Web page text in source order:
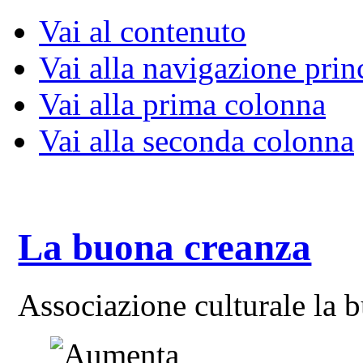
Vai al contenuto
Vai alla navigazione
Vai alla prima colonna
Vai alla seconda colonna
La buona creanza
Associazione culturale la